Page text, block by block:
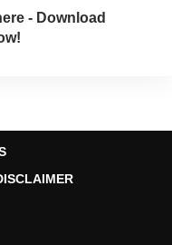
- Download